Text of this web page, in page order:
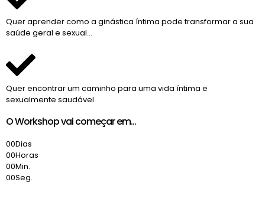
Quer aprender como a ginástica íntima pode transformar a sua
saúde geral e sexual…
Quer encontrar um caminho para uma vida íntima e
sexualmente saudável.
O Workshop vai começar em...
00Dias
00Horas
00Min.
00Seg.